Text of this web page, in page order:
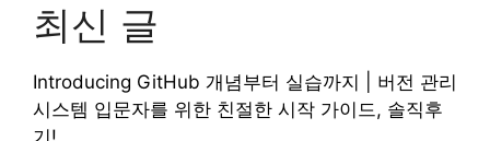
최신 글
Introducing GitHub 개념부터 실습까지 | 버전 관리
시스템 입문자를 위한 친절한 시작 가이드, 솔직후